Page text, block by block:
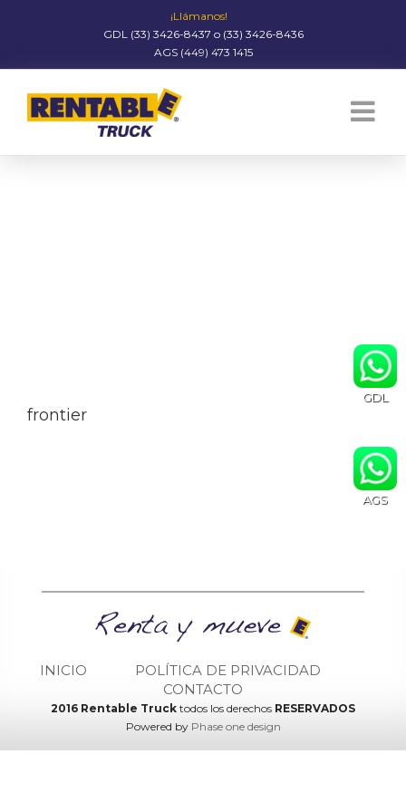
GDL
AGS
¡Llámanos!
GDL (33) 3426-8437 o (33) 3426-8436
AGS (449) 473 1415
frontier
INICIO
POLÍTICA DE PRIVACIDAD
CONTACTO
2016 Rentable Truck todos los derechos RESERVADOS
Powered by Phase one design